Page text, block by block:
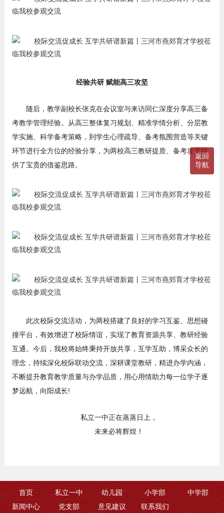
返回
导航
经验共研 赋能高三攻坚
随后，教学副校长张克在会议室与来访同仁深度分享高三备
考教学管理经验。从高三整体复习规划、精准学情分析、分层教
学实施、科学备考策略，到学生心理疏导、备考氛围营造等关键
环节进行全方位的经验分享，为两校高三教研提质、备考攻坚提
供了宝贵的借鉴思路。
此次校际交流活动，为两校搭建了良好的学习互鉴、思想碰
撞平台，有效增进了校际情谊，实现了教育资源共享、教研经验
互通。今后，我校将始终秉持开放共享，互学互助，博采众长的
理念，持续深化校际联动交流，深耕课堂教研，精进办学内涵，
不断提升教育教学质量与办学品质，用心用情助力每一位学子逐
梦远航，向阳成长!
私立一中正在蒸蒸日上，
未来必将辉煌！
首页 私立一中 幼儿园 小学部
中学部
新闻中心
党支部 意见建议 联系我们